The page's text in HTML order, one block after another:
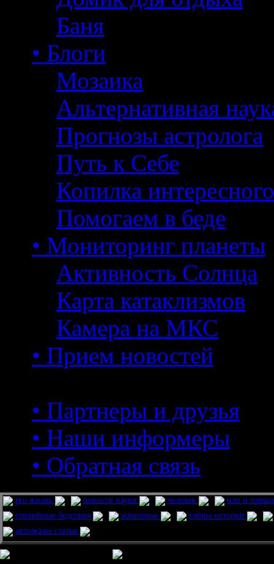
Баня
• Блоги
Мозаика
Альтернативная
Прогнозы астролога
Путь к Себе
Копилка интересного
Помогаем в беде
• Мониторинг планеты
Активность Солнца
Карта катаклизмов
Камера на МКС
• Прием новостей
• Партнеры и друзья
• Наши информеры
• Обратная связь
pro жизнь новости науки человек
нло и
стихийные бедствия
животные
тайны истории
авторские статьи